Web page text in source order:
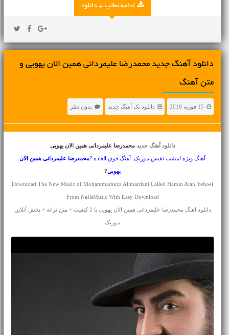
ادامه مطلب + دانلود
دانلود آهنگ جديد محمدرضا علیمردانی همین الان یهویی و
متن آهنگ
15 فوریه 2018 دانلود تک آهنگ جدید بدون نظر
دانلود آهنگ جدید محمدرضا علیمردانی همین الان یهویی
آهنگ ویژه امشب نفیس موزیک; آهنگ فوق العاده ?محمدرضا علیمردانی همین الان
یهویی?
Download The New Music of Mohammadreza Alimardani Called Hamin Alan Yehoei
From NafisMusic With Easy Download
دانلود اهنگ محمدرضا علیمردانی همین الان یهویی با 2 کیفیت + متن ترانه + پخش آنلاین
موزیک